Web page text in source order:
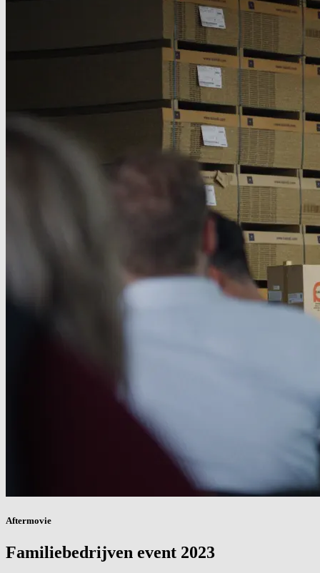
Aftermovie
Familiebedrijven event 2023